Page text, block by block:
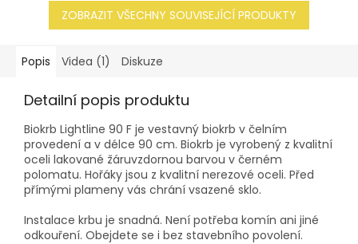
ZOBRAZIT VŠECHNY SOUVISEJÍCÍ PRODUKTY
Popis Videa (1) Diskuze
Detailní popis produktu
Biokrb Lightline 90 F je vestavný biokrb v čelním
provedení a v délce 90 cm. Biokrb je vyrobený z kvalitní
oceli lakované žáruvzdornou barvou v černém
polomatu. Hořáky jsou z kvalitní nerezové oceli. Před
přímými plameny vás chrání vsazené sklo.
Instalace krbu je snadná. Není potřeba komín ani jiné
odkouření. Obejdete se i bez stavebního povolení.